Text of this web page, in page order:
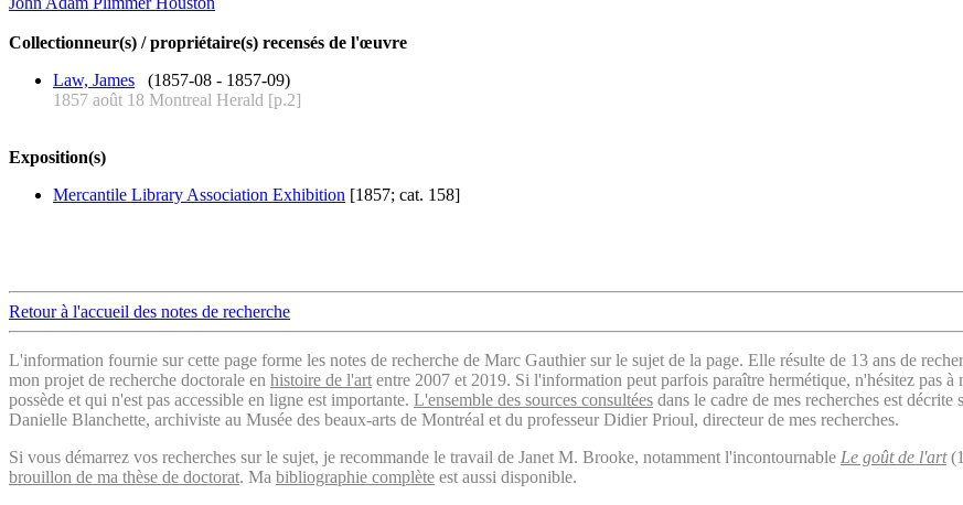
Collectionneur(s) / propriétaire(s) recensés de l'œuvre
Law, James (1857-08 - 1857-09)
1857 août 18 Montreal Herald [p.2]
Exposition(s)
Mercantile Library Association Exhibition [1857; cat. 158]
Retour à l'accueil des notes de recherche
L'information fournie sur cette page forme les notes de recherche de Marc Gauthier sur le sujet de la page. Elle résulte de 13 ans de
mon projet de recherche doctorale en histoire de l'art entre 2007 et 2019. Si l'information peut parfois paraître hermétique, n'hésitez pas
possède et qui n'est pas accessible en ligne est importante. L'ensemble des sources consultées dans le cadre de mes recherches est
Danielle Blanchette, archiviste au Musée des beaux-arts de Montréal et du professeur Didier Prioul, directeur de mes recherches.
Si vous démarrez vos recherches sur le sujet, je recommande le travail de Janet M. Brooke, notamment l'incontournable Le goût de l'art
brouillon de ma thèse de doctorat. Ma bibliographie complète est aussi disponible.